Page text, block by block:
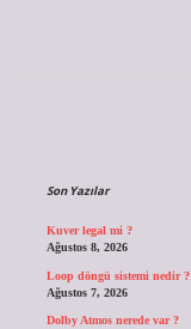
Son Yazılar
Kuver legal mi ?
Ağustos 8, 2026
Loop döngü sistemi nedir ?
Ağustos 7, 2026
Dolby Atmos nerede var ?